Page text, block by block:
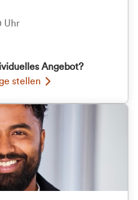
Uhr
Angebot?
stellen